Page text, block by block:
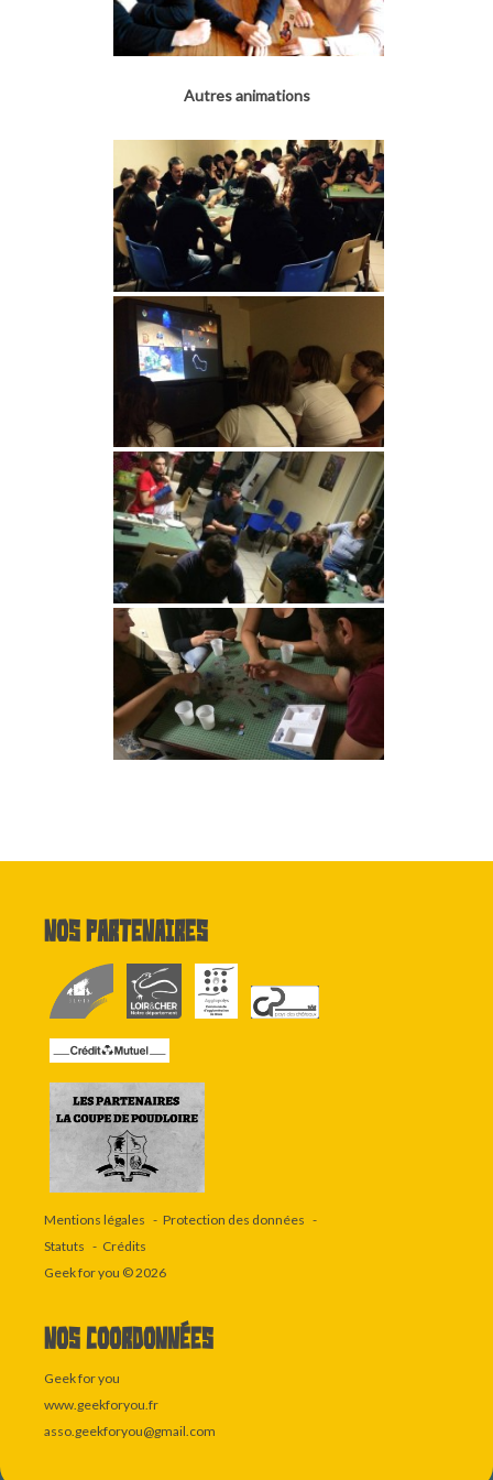
Autres animations
Nos partenaires
Mentions légales
Protection des données
Statuts
Crédits
Geek for you © 2026
Nos coordonnées
Geek for you
www.geekforyou.fr
asso.geekforyou@gmail.com